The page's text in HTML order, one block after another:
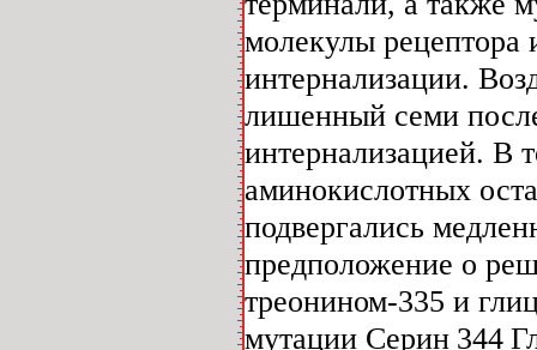
молекулы рецептора
интернализации.
лишенный семи
интернализацией. В
аминокислотных
подвергались
предположение о
треонином-335 и
мутации Серин 344